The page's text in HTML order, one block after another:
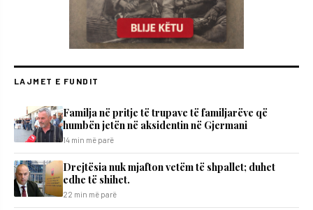
LAJMET E FUNDIT
​Familja në pritje të trupave të familjarëve që
humbën jetën në aksidentin në Gjermani
14 min më parë
Drejtësia nuk mjafton vetëm të shpallet; duhet
edhe të shihet.
22 min më parë